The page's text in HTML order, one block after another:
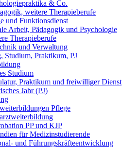
& Co.
weitere Therapieberufe
und Funktionsdienst
Arbeit, Pädagogik und Psychologie
Therapieberufe
und Verwaltung
Studium, Praktikum, PJ
Studium
Praktikum und freiwilliger Dienst
Jahr (PJ)
Pflege
PP und KJP
für Medizinstudierende
und Führungskräfteentwicklung